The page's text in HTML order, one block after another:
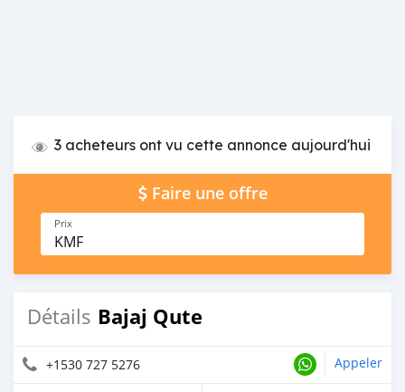
3 acheteurs ont vu cette annonce aujourd'hui
Faire une offre
Prix
KMF
Détails Bajaj Qute
+1530 727 5276 Appeler